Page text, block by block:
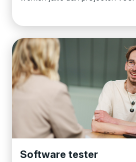
Plaisio, FNV, Greenchoice,
Denk aan applicaties, websites,
complete e-
verschillende platforms als
Software tester